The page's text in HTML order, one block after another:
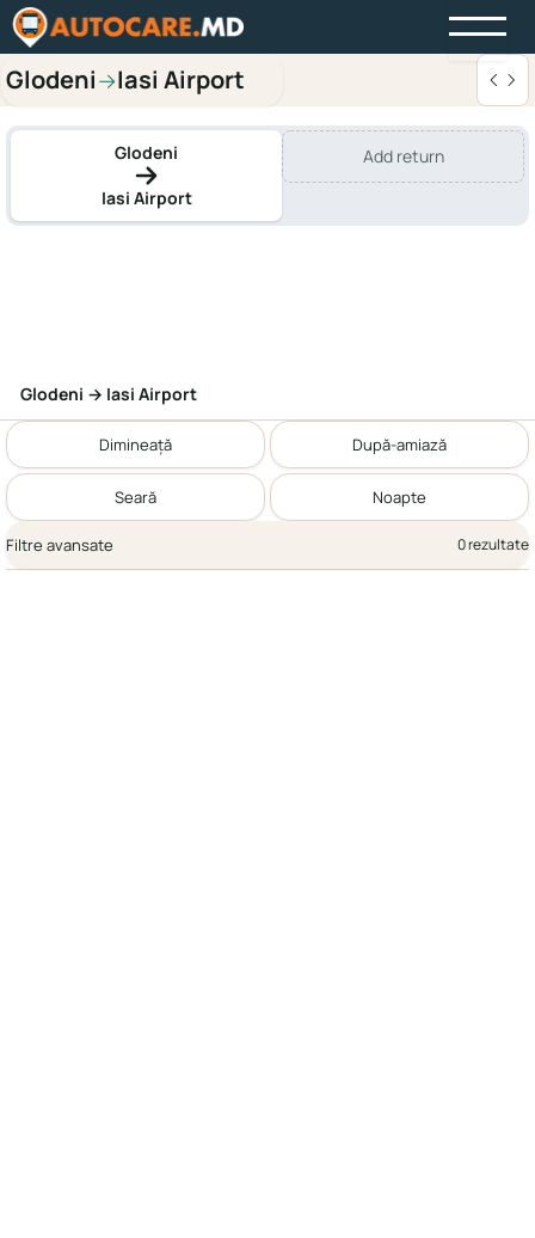
Glodeni→Iasi Airport
Glodeni
Iasi Airport
Add return
Glodeni → Iasi Airport
Dimineață După-amiază
Seară Noapte
Filtre avansate 0 rezultate